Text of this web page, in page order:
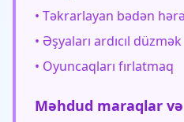
• Təkrarlayan bədən
• Əşyaları ardıcıl düzmək
• Oyuncaqları fırlatmaq
Məhdud maraqlar